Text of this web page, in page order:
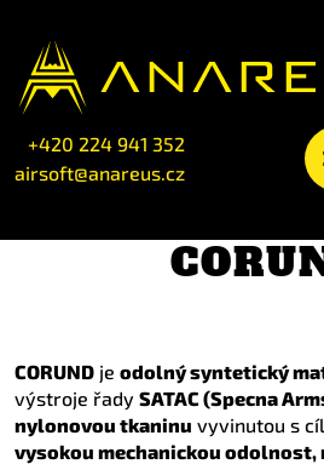
+420 224 941 352
airsoft@anareus.cz
CORUND je odolný syntetický
výstroje řady SATAC (Specna
nylonovou tkaninu vyvinutou s
vysokou mechanickou